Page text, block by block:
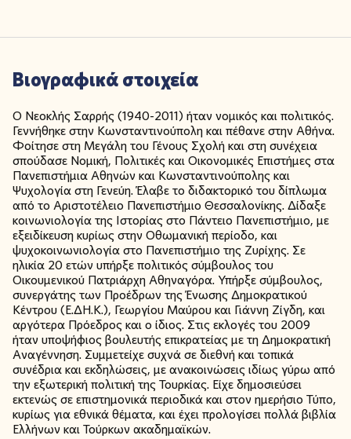
Βιογραφικά στοιχεία
Ο Νεοκλής Σαρρής (1940-2011) ήταν νομικός και πολιτικός.
Γεννήθηκε στην Κωνσταντινούπολη και πέθανε στην Αθήνα.
Φοίτησε στη Μεγάλη του Γένους Σχολή και στη συνέχεια
σπούδασε Νομική, Πολιτικές και Οικονομικές Επιστήμες στα
Πανεπιστήμια Αθηνών και Κωνσταντινούπολης και
Ψυχολογία στη Γενεύη. Έλαβε το διδακτορικό του δίπλωμα
από το Αριστοτέλειο Πανεπιστήμιο Θεσσαλονίκης. Δίδαξε
κοινωνιολογία της Ιστορίας στο Πάντειο Πανεπιστήμιο, με
εξειδίκευση κυρίως στην Οθωμανική περίοδο, και
ψυχοκοινωνιολογία στο Πανεπιστήμιο της Ζυρίχης. Σε
ηλικία 20 ετών υπήρξε πολιτικός σύμβουλος του
Οικουμενικού Πατριάρχη Αθηναγόρα. Υπήρξε σύμβουλος,
συνεργάτης των Προέδρων της Ένωσης Δημοκρατικού
Κέντρου (Ε.ΔΗ.Κ.), Γεωργίου Μαύρου και Γιάννη Ζίγδη, και
αργότερα Πρόεδρος και ο ίδιος. Στις εκλογές του 2009
ήταν υποψήφιος βουλευτής επικρατείας με τη Δημοκρατική
Αναγέννηση. Συμμετείχε συχνά σε διεθνή και τοπικά
συνέδρια και εκδηλώσεις, με ανακοινώσεις ιδίως γύρω από
την εξωτερική πολιτική της Τουρκίας. Είχε δημοσιεύσει
εκτενώς σε επιστημονικά περιοδικά και στον ημερήσιο Τύπο,
κυρίως για εθνικά θέματα, και έχει προλογίσει πολλά βιβλία
Ελλήνων και Τούρκων ακαδημαϊκών.